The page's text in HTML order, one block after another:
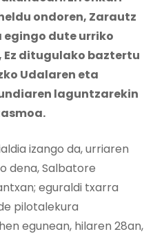
ondoren, Zarautz
dute urriko
ditugulako baztertu
Udalaren eta
laguntzarekin
izango da, urriaren
dena, Salbatore
eguraldi txarra
pilotalekura
egunean, hilaren 28an,